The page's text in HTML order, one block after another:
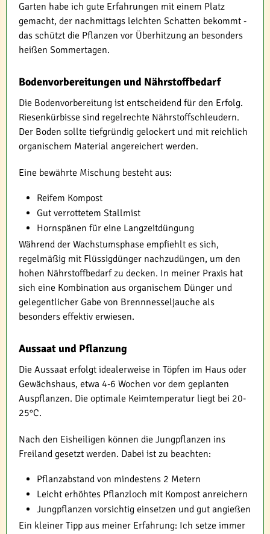
Garten habe ich gute Erfahrungen mit einem Platz
gemacht, der nachmittags leichten Schatten bekommt -
das schützt die Pflanzen vor Überhitzung an besonders
heißen Sommertagen.
Bodenvorbereitungen und Nährstoffbedarf
Die Bodenvorbereitung ist entscheidend für den Erfolg.
Riesenkürbisse sind regelrechte Nährstoffschleudern.
Der Boden sollte tiefgründig gelockert und mit reichlich
organischem Material angereichert werden.
Eine bewährte Mischung besteht aus:
Reifem Kompost
Gut verrottetem Stallmist
Hornspänen für eine Langzeitdüngung
Während der Wachstumsphase empfiehlt es sich,
regelmäßig mit Flüssigdünger nachzudüngen, um den
hohen Nährstoffbedarf zu decken. In meiner Praxis hat
sich eine Kombination aus organischem Dünger und
gelegentlicher Gabe von Brennnesseljauche als
besonders effektiv erwiesen.
Aussaat und Pflanzung
Die Aussaat erfolgt idealerweise in Töpfen im Haus oder
Gewächshaus, etwa 4-6 Wochen vor dem geplanten
Auspflanzen. Die optimale Keimtemperatur liegt bei 20-
25°C.
Nach den Eisheiligen können die Jungpflanzen ins
Freiland gesetzt werden. Dabei ist zu beachten:
Pflanzabstand von mindestens 2 Metern
Leicht erhöhtes Pflanzloch mit Kompost anreichern
Jungpflanzen vorsichtig einsetzen und gut angießen
Ein kleiner Tipp aus meiner Erfahrung: Ich setze immer